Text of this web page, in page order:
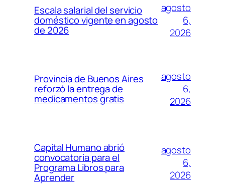
Escala salarial del servicio
doméstico vigente en agosto
de 2026
agosto
6,
2026
Provincia de Buenos Aires
reforzó la entrega de
medicamentos gratis
agosto
6,
2026
Capital Humano abrió
convocatoria para el
Programa Libros para
Aprender
agosto
6,
2026